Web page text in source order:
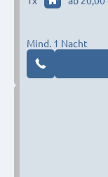
Mind. 1 Nacht